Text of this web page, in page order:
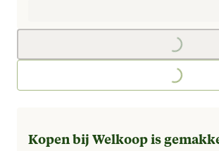
Kopen bij Welkoop is